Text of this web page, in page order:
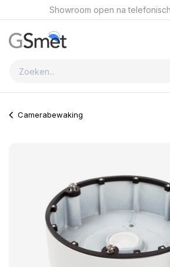
Overslaan naar inhoudShowroom open na
Camerabewaking